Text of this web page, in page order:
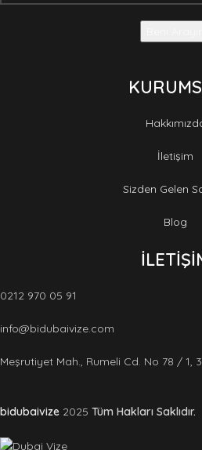
İletişim
Sizden Gelen
Blog
0212 970 05 91
info@bidubaivize.com
Meşrutiyet Mah., Rumeli Cd. No 78 / 1,
bidubaivize 2025 Tüm Hakları Saklıdır.